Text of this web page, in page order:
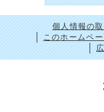
個人情報の
このホームペ